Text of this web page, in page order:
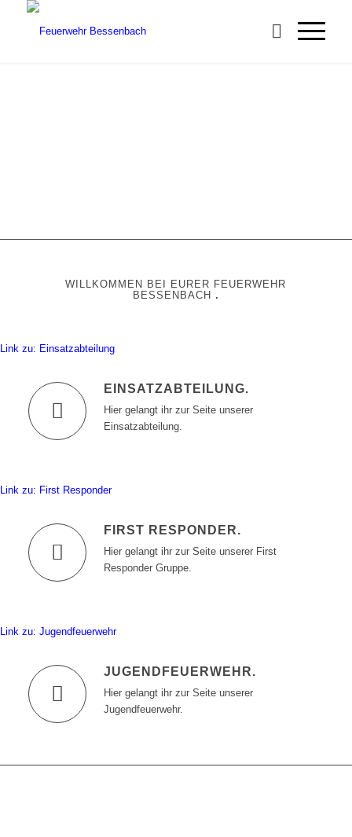
WILLKOMMEN BEI EURER FEUERWEHR
BESSENBACH .
Link zu: Einsatzabteilung
EINSATZABTEILUNG.
Hier gelangt ihr zur Seite unserer
Einsatzabteilung.
Link zu: First Responder
FIRST RESPONDER.
Hier gelangt ihr zur Seite unserer First
Responder Gruppe.
Link zu: Jugendfeuerwehr
JUGENDFEUERWEHR.
Hier gelangt ihr zur Seite unserer
Jugendfeuerwehr.